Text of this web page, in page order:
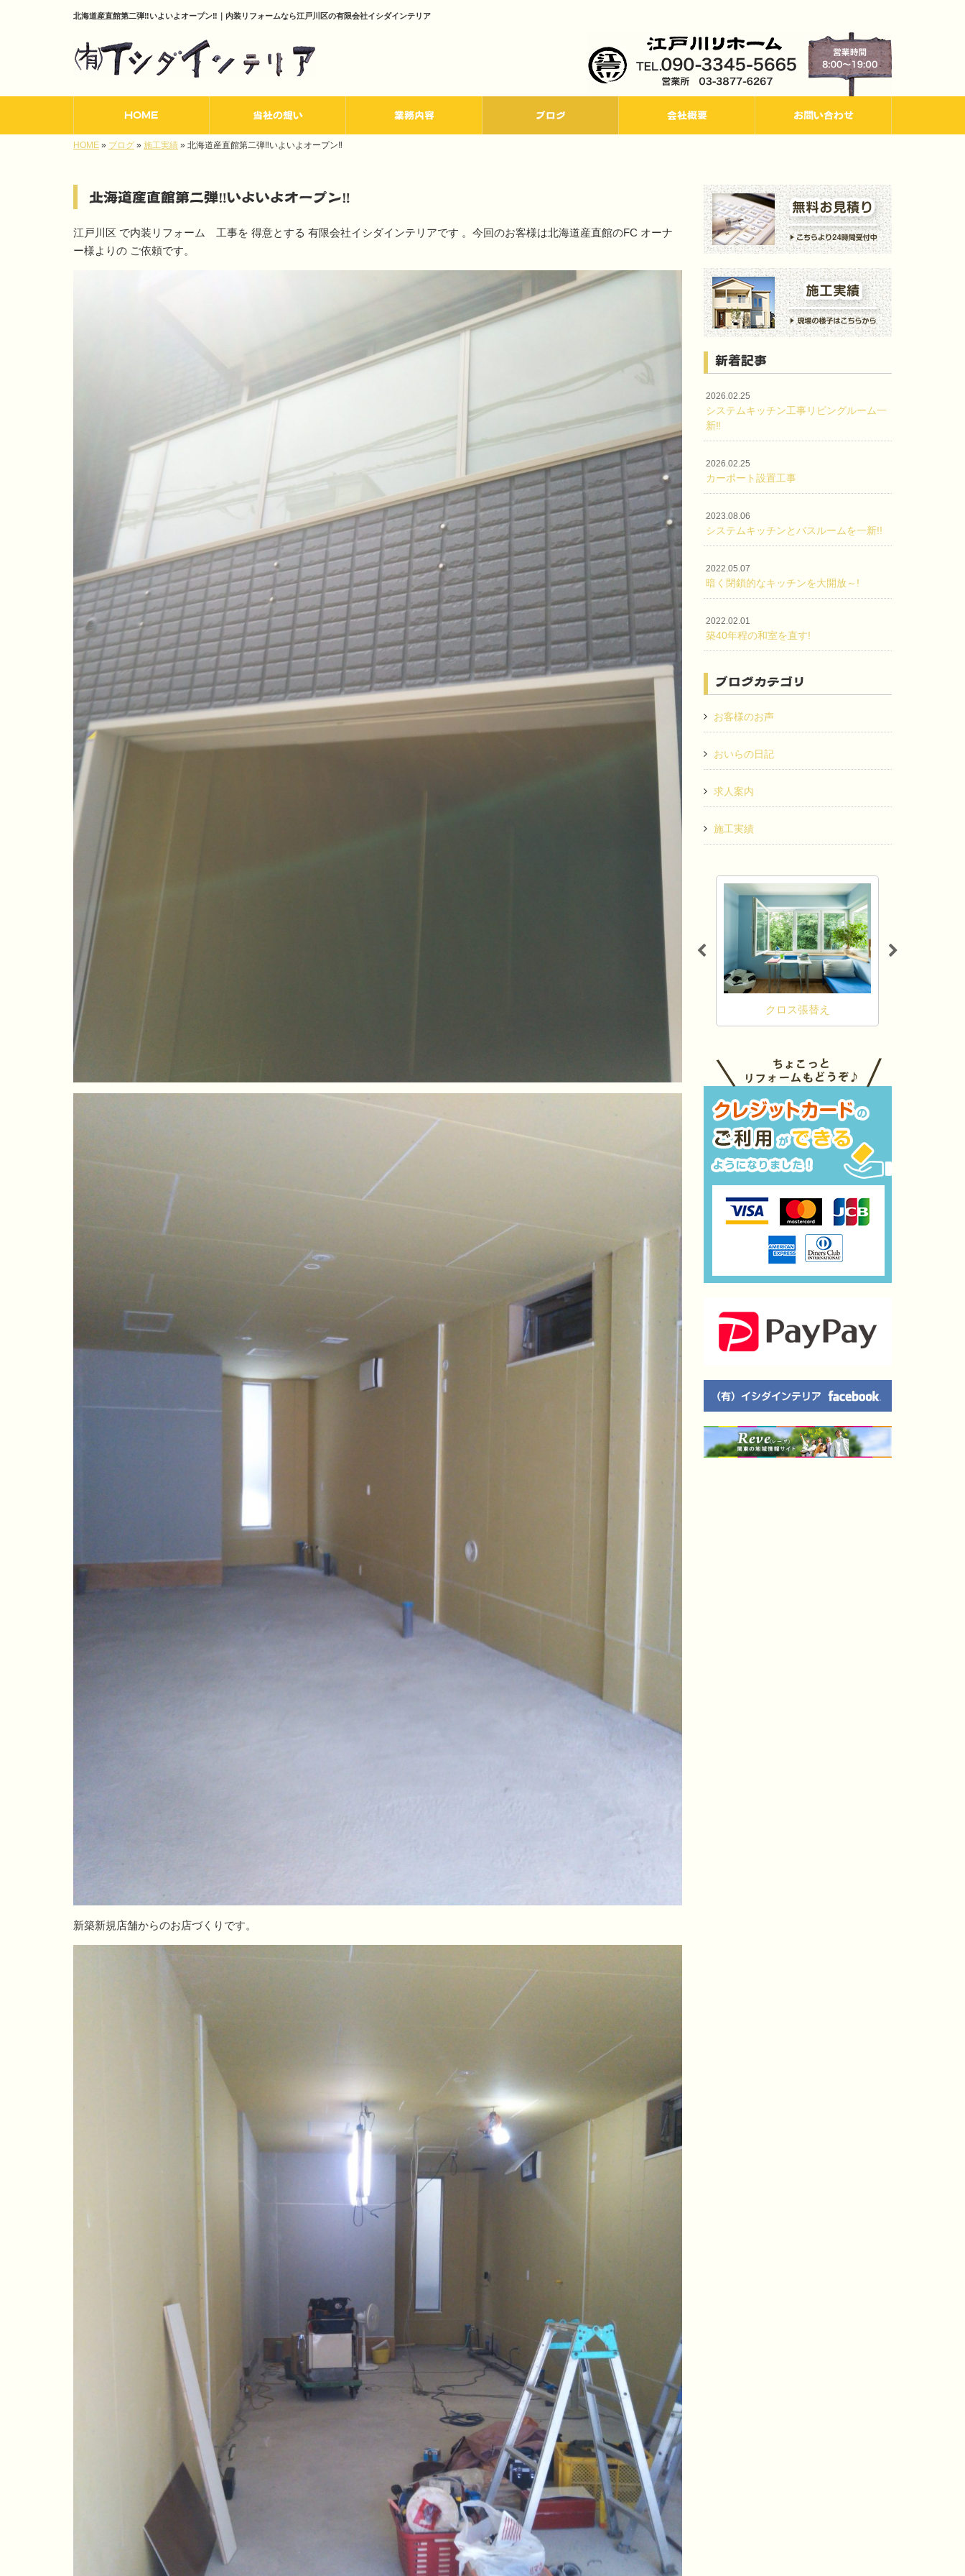
北海道産直館第二弾‼いよいよオープン‼｜内装リフォームなら江戸川区の有限会社イシダインテリア
HOME 当社の想い 業務内容 ブログ 会社概要 お問い合わせ
HOME » ブログ » 施工実績 » 北海道産直館第二弾‼いよいよオープン‼
北海道産直館第二弾‼いよいよオープン‼
江戸川区 で内装リフォーム 工事を 得意とする 有限会社イシダインテリアです 。今回のお客様は北海道産直館のFC オーナ
ー様よりの ご依頼です。
新築新規店舗からのお店づくりです。
新着記事
2026.02.25
システムキッチン工事リビングルーム一
新‼
2026.02.25
カーポート設置工事
2023.08.06
システムキッチンとバスルームを一新!!
2022.05.07
暗く閉鎖的なキッチンを大開放～!
2022.02.01
築40年程の和室を直す!
ブログカテゴリ
お客様のお声
おいらの日記
求人案内
施工実績
床張替え